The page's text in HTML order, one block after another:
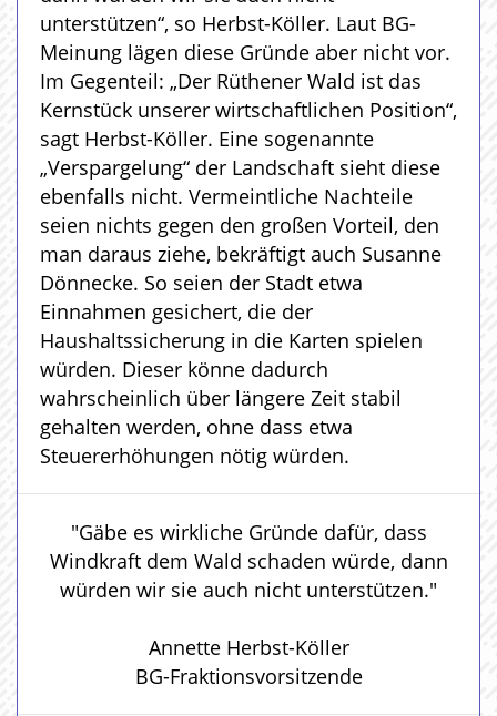
unterstützen“, so Herbst-Köller. Laut BG-
Meinung lägen diese Gründe aber nicht vor.
Im Gegenteil: „Der Rüthener Wald ist das
Kernstück unserer wirtschaftlichen Position“,
sagt Herbst-Köller. Eine sogenannte
„Verspargelung“ der Landschaft sieht diese
ebenfalls nicht. Vermeintliche Nachteile
seien nichts gegen den großen Vorteil, den
man daraus ziehe, bekräftigt auch Susanne
Dönnecke. So seien der Stadt etwa
Einnahmen gesichert, die der
Haushaltssicherung in die Karten spielen
würden. Dieser könne dadurch
wahrscheinlich über längere Zeit stabil
gehalten werden, ohne dass etwa
Steuererhöhungen nötig würden.
"Gäbe es wirkliche Gründe dafür, dass
Windkraft dem Wald schaden würde, dann
würden wir sie auch nicht unterstützen."
Annette Herbst-Köller
BG-Fraktionsvorsitzende